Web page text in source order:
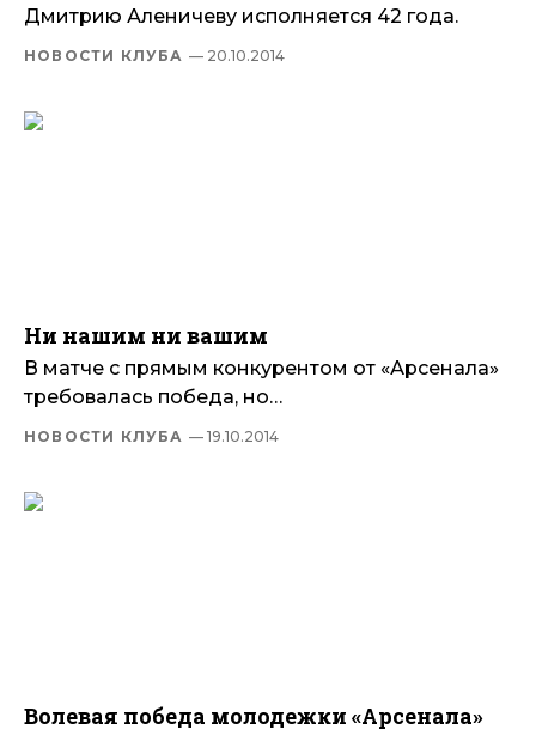
Дмитрию Аленичеву исполняется 42 года.
НОВОСТИ КЛУБА — 20.10.2014
Ни нашим ни вашим
В матче с прямым конкурентом от «Арсенала»
требовалась победа, но…
НОВОСТИ КЛУБА — 19.10.2014
Волевая победа молодежки «Арсенала»